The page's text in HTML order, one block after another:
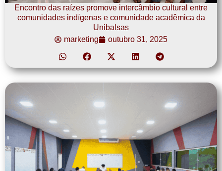
Encontro das raízes promove intercâmbio cultural entre
comunidades indígenas e comunidade acadêmica da
Unibalsas
marketing
outubro 31, 2025